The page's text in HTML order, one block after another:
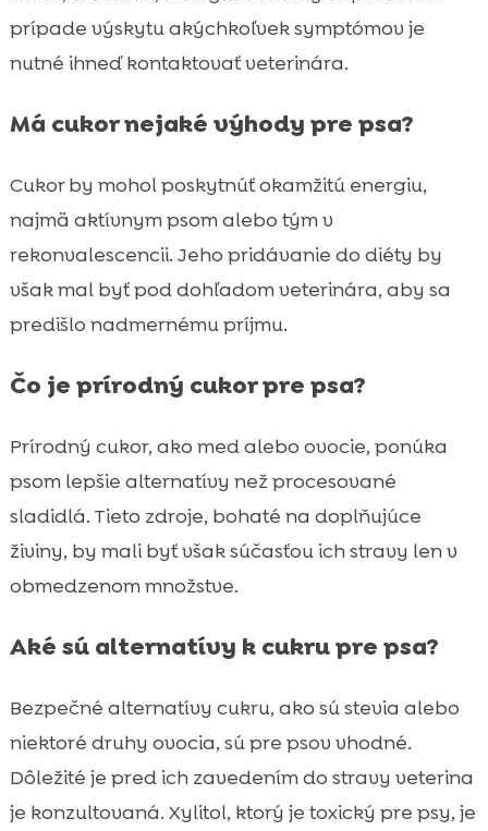
prípade výskytu akýchkoľvek symptómov je
nutné ihneď kontaktovať veterinára.
Má cukor nejaké výhody pre psa?
Cukor by mohol poskytnúť okamžitú energiu,
najmä aktívnym psom alebo tým v
rekonvalescencii. Jeho pridávanie do diéty by
však mal byť pod dohľadom veterinára, aby sa
predišlo nadmernému príjmu.
Čo je prírodný cukor pre psa?
Prírodný cukor, ako med alebo ovocie, ponúka
psom lepšie alternatívy než procesované
sladidlá. Tieto zdroje, bohaté na doplňujúce
živiny, by mali byť však súčasťou ich stravy len v
obmedzenom množstve.
Aké sú alternatívy k cukru pre psa?
Bezpečné alternatívy cukru, ako sú stevia alebo
niektoré druhy ovocia, sú pre psov vhodné.
Dôležité je pred ich zavedením do stravy veterina
je konzultovaná. Xylitol, ktorý je toxický pre psy, je